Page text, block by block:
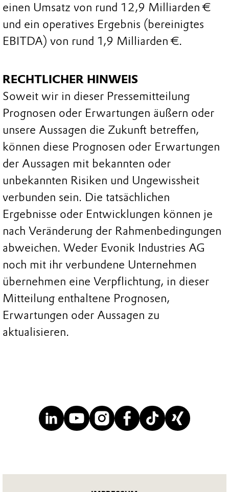
einen Umsatz von rund 12,9 Milliarden €
und ein operatives Ergebnis (bereinigtes
EBITDA) von rund 1,9 Milliarden €.
RECHTLICHER HINWEIS
Soweit wir in dieser Pressemitteilung
Prognosen oder Erwartungen äußern oder
unsere Aussagen die Zukunft betreffen,
können diese Prognosen oder Erwartungen
der Aussagen mit bekannten oder
unbekannten Risiken und Ungewissheit
verbunden sein. Die tatsächlichen
Ergebnisse oder Entwicklungen können je
nach Veränderung der Rahmenbedingungen
abweichen. Weder Evonik Industries AG
noch mit ihr verbundene Unternehmen
übernehmen eine Verpflichtung, in dieser
Mitteilung enthaltene Prognosen,
Erwartungen oder Aussagen zu
aktualisieren.